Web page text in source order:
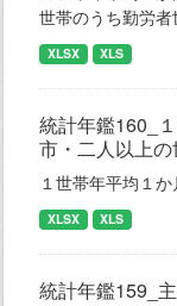
世帯のうち勤労者
XLSX XLS
統計年鑑160_
市・二人以上の
１世帯年平均１
XLSX XLS
統計年鑑159_